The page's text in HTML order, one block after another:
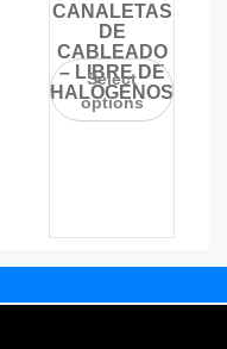
CANALETAS
DE
CABLEADO
– LIBRE DE
HALÓGENOS
Select
options